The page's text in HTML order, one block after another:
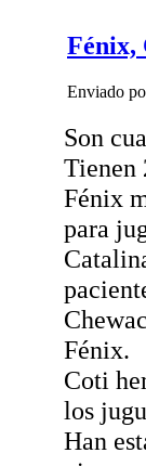
Fénix,
Enviado
Son
Tienen
Fénix
para
Fénix.
Coti
los
Han